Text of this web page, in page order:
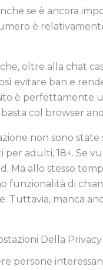
se è ancora
è
oltre alla chat
evitare ban e
è perfettamente
basta col browser
non sono
adulti, 18+. Se
Ma allo stesso
funzionalità di
Tuttavia, manca
Della
persone